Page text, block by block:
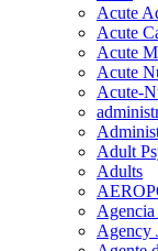
Acute
Acute
Acute
Acute
Acute-
Adult
Adults
Agency